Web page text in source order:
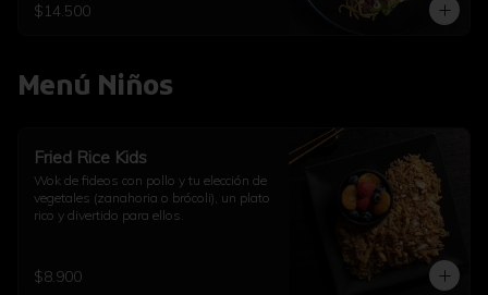
$14.500
Menú Niños
Fried Rice Kids
Wok de fideos con pollo y tu elección de
vegetales (zanahoria o brócoli), un plato
rico y divertido para ellos.
$8.900